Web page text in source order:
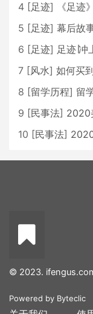
4 [足迹]
《足
5 [足迹] 幕后故
6 [足迹] 足迹∣
7 [风水] 如何买
8 [留学历程] 留学
9 [民事法] 2020
10 [民事法]
© 2023.
Powered by Byteclic